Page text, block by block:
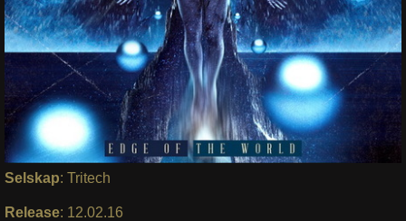
Selskap: Tritech
Release: 12.02.16